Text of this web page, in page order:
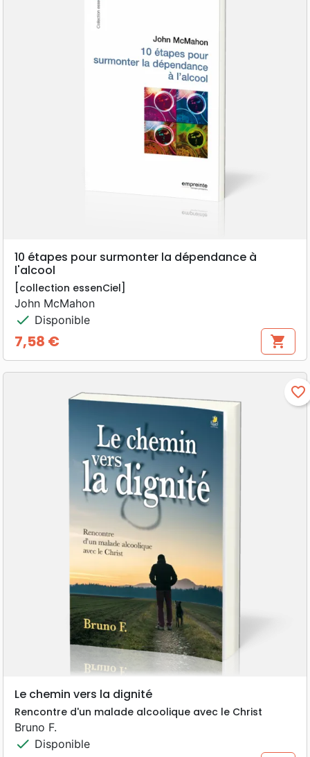
10 étapes pour surmonter la dépendance à
l'alcool
[collection essenCiel]
John McMahon
check Disponible
Prix
7,58 € shopping_cart
favorite_border
Le chemin vers la dignité
Rencontre d'un malade alcoolique avec le Christ
Bruno F.
check Disponible